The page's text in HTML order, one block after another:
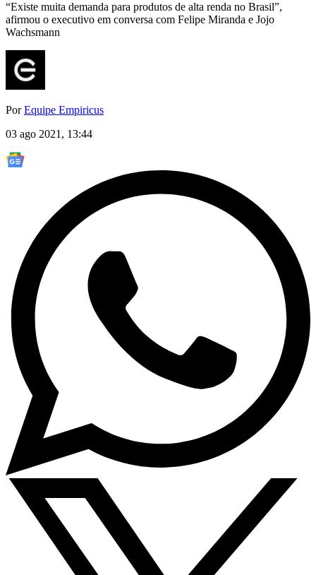
“Existe muita demanda para produtos de alta renda no Brasil”,
afirmou o executivo em conversa com Felipe Miranda e Jojo
Wachsmann
PorEquipe Empiricus
03 ago 2021, 13:44